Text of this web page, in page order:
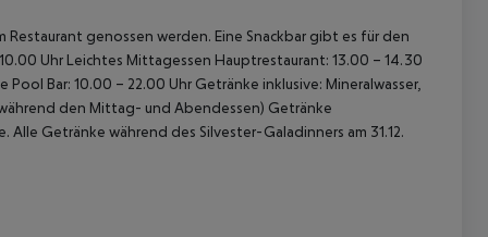
genossen werden. Eine Snackbar gibt es für den
Uhr Leichtes Mittagessen Hauptrestaurant: 13.00 – 14.30
Pool Bar: 10.00 – 22.00 Uhr Getränke inklusive: Mineralwasser,
während den Mittag- und Abendessen) Getränke
Alle Getränke während des Silvester-Galadinners am 31.12.